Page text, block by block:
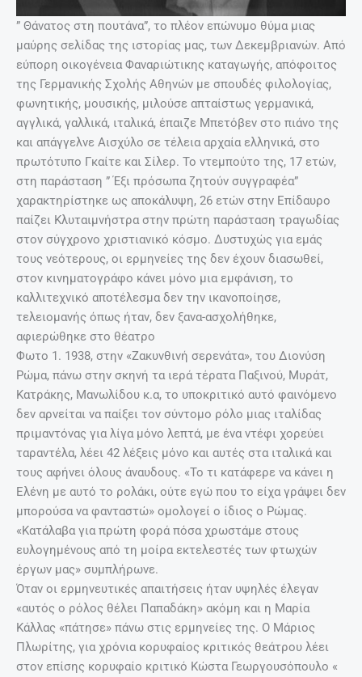
” Θάνατος στη πουτάνα”, το πλέον επώνυμο θύμα μιας
μαύρης σελίδας της ιστορίας μας, των Δεκεμβριανών. Από
εύπορη οικογένεια Φαναριώτικης καταγωγής, απόφοιτος
της Γερμανικής Σχολής Αθηνών με σπουδές φιλολογίας,
φωνητικής, μουσικής, μιλούσε απταίστως γερμανικά,
αγγλικά, γαλλικά, ιταλικά, έπαιζε Μπετόβεν στο πιάνο της
και απάγγελνε Αισχύλο σε τέλεια αρχαία ελληνικά, στο
πρωτότυπο Γκαίτε και Σίλερ. Το ντεμπούτο της, 17 ετών,
στη παράσταση ” Έξι πρόσωπα ζητούν συγγραφέα”
χαρακτηρίστηκε ως αποκάλυψη, 26 ετών στην Επίδαυρο
παίζει Κλυταιμνήστρα στην πρώτη παράσταση τραγωδίας
στον σύγχρονο χριστιανικό κόσμο. Δυστυχώς για εμάς
τους νεότερους, οι ερμηνείες της δεν έχουν διασωθεί,
στον κινηματογράφο κάνει μόνο μια εμφάνιση, το
καλλιτεχνικό αποτέλεσμα δεν την ικανοποίησε,
τελειομανής όπως ήταν, δεν ξανα-ασχολήθηκε,
αφιερώθηκε στο θέατρο
Φωτο 1. 1938, στην «Ζακυνθινή σερενάτα», του Διονύση
Ρώμα, πάνω στην σκηνή τα ιερά τέρατα Παξινού, Μυράτ,
Κατράκης, Μανωλίδου κ.α, το υποκριτικό αυτό φαινόμενο
δεν αρνείται να παίξει τον σύντομο ρόλο μιας ιταλίδας
πριμαντόνας για λίγα μόνο λεπτά, με ένα ντέφι χορεύει
ταραντέλα, λέει 42 λέξεις μόνο και αυτές στα ιταλικά και
τους αφήνει όλους άναυδους. «Το τι κατάφερε να κάνει η
Ελένη με αυτό το ρολάκι, ούτε εγώ που το είχα γράψει δεν
μπορούσα να φανταστώ» ομολογεί ο ίδιος ο Ρώμας.
«Κατάλαβα για πρώτη φορά πόσα χρωστάμε στους
ευλογημένους από τη μοίρα εκτελεστές των φτωχών
έργων μας» συμπλήρωνε.
Όταν οι ερμηνευτικές απαιτήσεις ήταν υψηλές έλεγαν
«αυτός ο ρόλος θέλει Παπαδάκη» ακόμη και η Μαρία
Κάλλας «πάτησε» πάνω στις ερμηνείες της. Ο Μάριος
Πλωρίτης, για χρόνια κορυφαίος κριτικός θεάτρου λέει
στον επίσης κορυφαίο κριτικό Κώστα Γεωργουσόπουλο «